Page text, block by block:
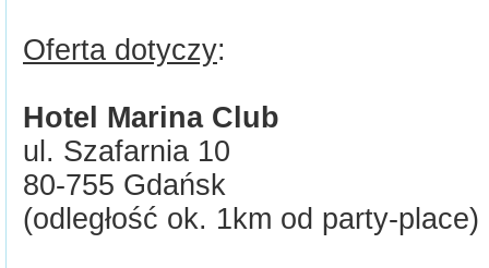
Oferta dotyczy:
Hotel Marina Club
ul. Szafarnia 10
80-755 Gdańsk
(odległość ok. 1km od party-place)